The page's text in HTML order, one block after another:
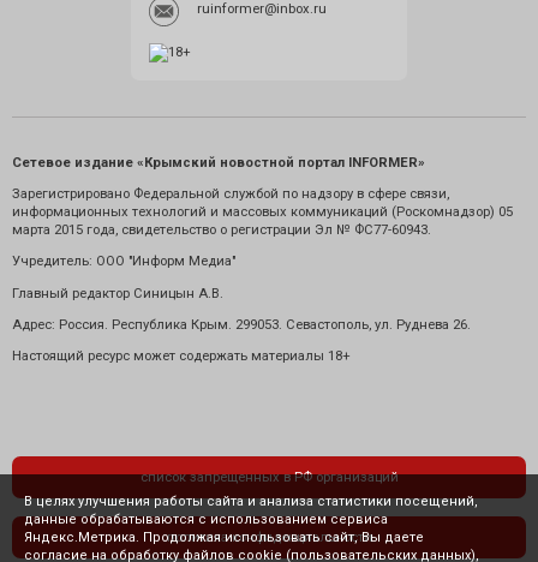
ruinformer@inbox.ru
Сетевое издание «Крымский новостной портал INFORMER»
Зарегистрировано Федеральной службой по надзору в сфере связи,
информационных технологий и массовых коммуникаций (Роскомнадзор) 05
марта 2015 года, свидетельство о регистрации Эл № ФС77-60943.
Учредитель: ООО "Информ Медиа"
Главный редактор Синицын А.В.
Адрес: Россия. Республика Крым. 299053. Севастополь, ул. Руднева 26.
Настоящий ресурс может содержать материалы 18+
список запрещенных в РФ организаций
политика конфиденциальности
В целях улучшения работы сайта и анализа статистики посещений,
данные обрабатываются с использованием сервиса
Яндекс.Метрика. Продолжая использовать сайт, Вы даете
согласие на обработку файлов cookie (пользовательских данных),